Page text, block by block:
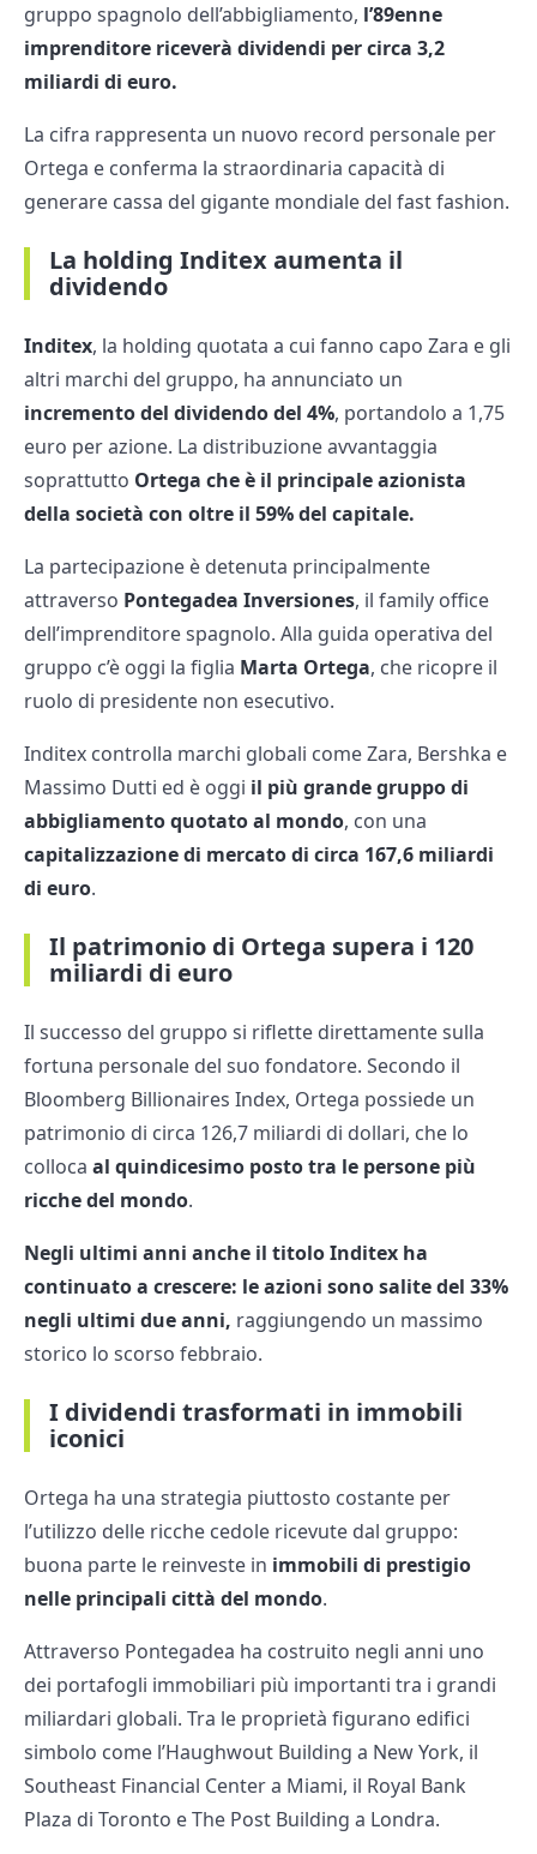
gruppo spagnolo dell’abbigliamento, l’89enne
imprenditore riceverà dividendi per circa 3,2
miliardi di euro.
La cifra rappresenta un nuovo record personale per
Ortega e conferma la straordinaria capacità di
generare cassa del gigante mondiale del fast fashion.
La holding Inditex aumenta il
dividendo
Inditex, la holding quotata a cui fanno capo Zara e gli
altri marchi del gruppo, ha annunciato un
incremento del dividendo del 4%, portandolo a 1,75
euro per azione. La distribuzione avvantaggia
soprattutto Ortega che è il principale azionista
della società con oltre il 59% del capitale.
La partecipazione è detenuta principalmente
attraverso Pontegadea Inversiones, il family office
dell’imprenditore spagnolo. Alla guida operativa del
gruppo c’è oggi la figlia Marta Ortega, che ricopre il
ruolo di presidente non esecutivo.
Inditex controlla marchi globali come Zara, Bershka e
Massimo Dutti ed è oggi il più grande gruppo di
abbigliamento quotato al mondo, con una
capitalizzazione di mercato di circa 167,6 miliardi
di euro.
Il patrimonio di Ortega supera i 120
miliardi di euro
Il successo del gruppo si riflette direttamente sulla
fortuna personale del suo fondatore. Secondo il
Bloomberg Billionaires Index, Ortega possiede un
patrimonio di circa 126,7 miliardi di dollari, che lo
colloca al quindicesimo posto tra le persone più
ricche del mondo.
Negli ultimi anni anche il titolo Inditex ha
continuato a crescere: le azioni sono salite del 33%
negli ultimi due anni, raggiungendo un massimo
storico lo scorso febbraio.
I dividendi trasformati in immobili
iconici
Ortega ha una strategia piuttosto costante per
l’utilizzo delle ricche cedole ricevute dal gruppo:
buona parte le reinveste in immobili di prestigio
nelle principali città del mondo.
Attraverso Pontegadea ha costruito negli anni uno
dei portafogli immobiliari più importanti tra i grandi
miliardari globali. Tra le proprietà figurano edifici
simbolo come l’Haughwout Building a New York, il
Southeast Financial Center a Miami, il Royal Bank
Plaza di Toronto e The Post Building a Londra.